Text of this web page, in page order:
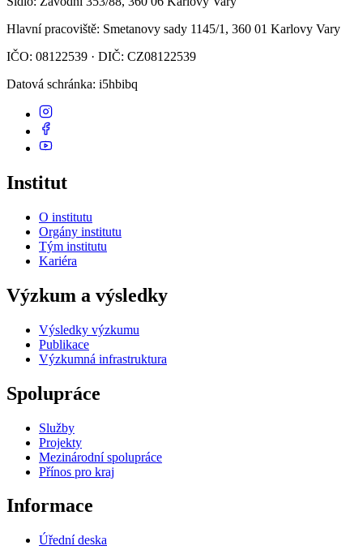
Hlavní pracoviště: Smetanovy sady 1145/1, 360 01 Karlovy Vary
IČO: 08122539 · DIČ: CZ08122539
Datová schránka: i5hbibq
Institut
O institutu
Orgány institutu
Tým institutu
Kariéra
Výzkum a výsledky
Výsledky výzkumu
Publikace
Výzkumná infrastruktura
Spolupráce
Služby
Projekty
Mezinárodní spolupráce
Přínos pro kraj
Informace
Úřední deska